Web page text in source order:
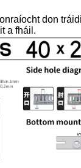
don
a fháil.